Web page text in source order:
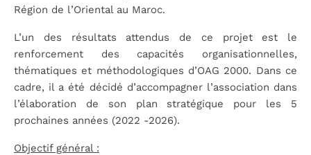
Région de l’Oriental au Maroc.
L’un des résultats attendus de ce projet est le
renforcement des capacités organisationnelles,
thématiques et méthodologiques d’OAG 2000. Dans ce
cadre, il a été décidé d’accompagner l’association dans
l’élaboration de son plan stratégique pour les 5
prochaines années (2022 -2026).
Objectif général :